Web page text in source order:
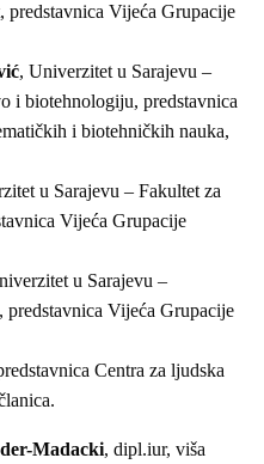
predstavnica Vijeća Grupacije
, Univerzitet u Sarajevu –
i biotehnologiju, predstavnica
i biotehničkih nauka,
u Sarajevu – Fakultet za
Vijeća Grupacije
u Sarajevu –
predstavnica Vijeća Grupacije
Centra za ljudska
Madacki, dipl.iur, viša